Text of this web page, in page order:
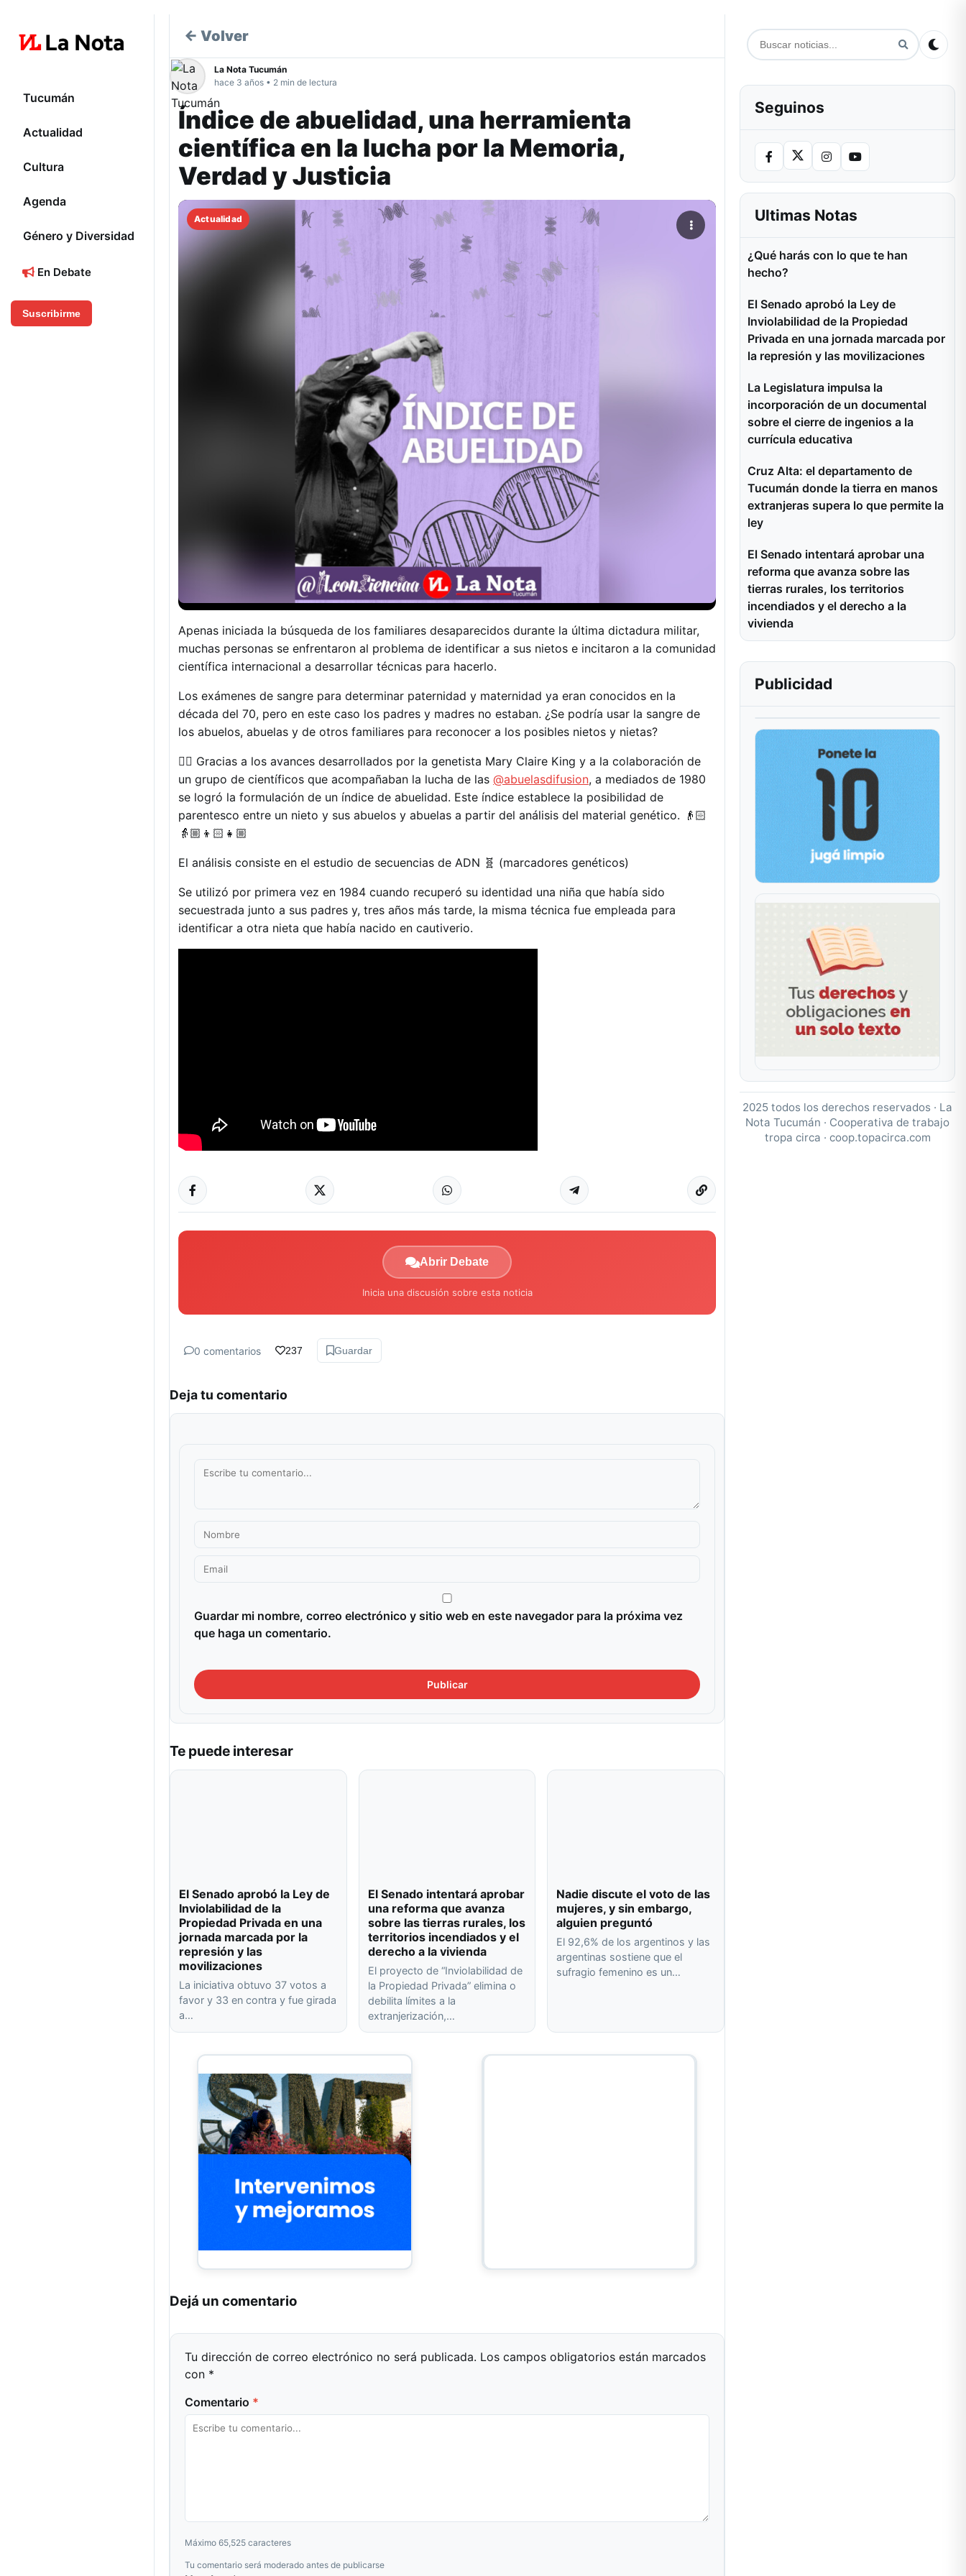
Tucumán
Actualidad
Cultura
Agenda
Género y Diversidad
En Debate
Suscribirme
← Volver
La Nota Tucumán
hace 3 años • 2 min de lectura
Índice de abuelidad, una herramienta
científica en la lucha por la Memoria,
Verdad y Justicia
Actualidad
Apenas iniciada la búsqueda de los familiares desaparecidos durante la última dictadura militar,
muchas personas se enfrentaron al problema de identificar a sus nietos e incitaron a la comunidad
científica internacional a desarrollar técnicas para hacerlo.
Los exámenes de sangre para determinar paternidad y maternidad ya eran conocidos en la
década del 70, pero en este caso los padres y madres no estaban. ¿Se podría usar la sangre de
los abuelos, abuelas y de otros familiares para reconocer a los posibles nietos y nietas?
👉🏼 Gracias a los avances desarrollados por la genetista Mary Claire King y a la colaboración de
un grupo de científicos que acompañaban la lucha de las @abuelasdifusion, a mediados de 1980
se logró la formulación de un índice de abuelidad. Este índice establece la posibilidad de
parentesco entre un nieto y sus abuelos y abuelas a partir del análisis del material genético. 👴🏻
👵🏼👦🏻👧🏼
El análisis consiste en el estudio de secuencias de ADN 🧬 (marcadores genéticos)
Se utilizó por primera vez en 1984 cuando recuperó su identidad una niña que había sido
secuestrada junto a sus padres y, tres años más tarde, la misma técnica fue empleada para
identificar a otra nieta que había nacido en cautiverio.
Abrir Debate
Inicia una discusión sobre esta noticia
0 comentarios 237 Guardar
Deja tu comentario
Guardar mi nombre, correo electrónico y sitio web en este navegador para la próxima vez
que haga un comentario.
Te puede interesar
El Senado aprobó la Ley de
Inviolabilidad de la
Propiedad Privada en una
jornada marcada por la
represión y las
movilizaciones
La iniciativa obtuvo 37 votos a
favor y 33 en contra y fue girada
a…
El Senado intentará aprobar
una reforma que avanza
sobre las tierras rurales, los
territorios incendiados y el
derecho a la vivienda
El proyecto de “Inviolabilidad de
la Propiedad Privada” elimina o
debilita límites a la
extranjerización,…
Nadie discute el voto de las
mujeres, y sin embargo,
alguien preguntó
El 92,6% de los argentinos y las
argentinas sostiene que el
sufragio femenino es un…
Dejá un comentario
Tu dirección de correo electrónico no será publicada. Los campos obligatorios están marcados
con *
Comentario *
Máximo 65,525 caracteres
Tu comentario será moderado antes de publicarse
Seguinos
Ultimas Notas
¿Qué harás con lo que te han
hecho?
El Senado aprobó la Ley de
Inviolabilidad de la Propiedad
Privada en una jornada marcada por
la represión y las movilizaciones
La Legislatura impulsa la
incorporación de un documental
sobre el cierre de ingenios a la
currícula educativa
Cruz Alta: el departamento de
Tucumán donde la tierra en manos
extranjeras supera lo que permite la
ley
El Senado intentará aprobar una
reforma que avanza sobre las
tierras rurales, los territorios
incendiados y el derecho a la
vivienda
Publicidad
2025 todos los derechos reservados · La
Nota Tucumán · Cooperativa de trabajo
tropa circa · coop.topacirca.com